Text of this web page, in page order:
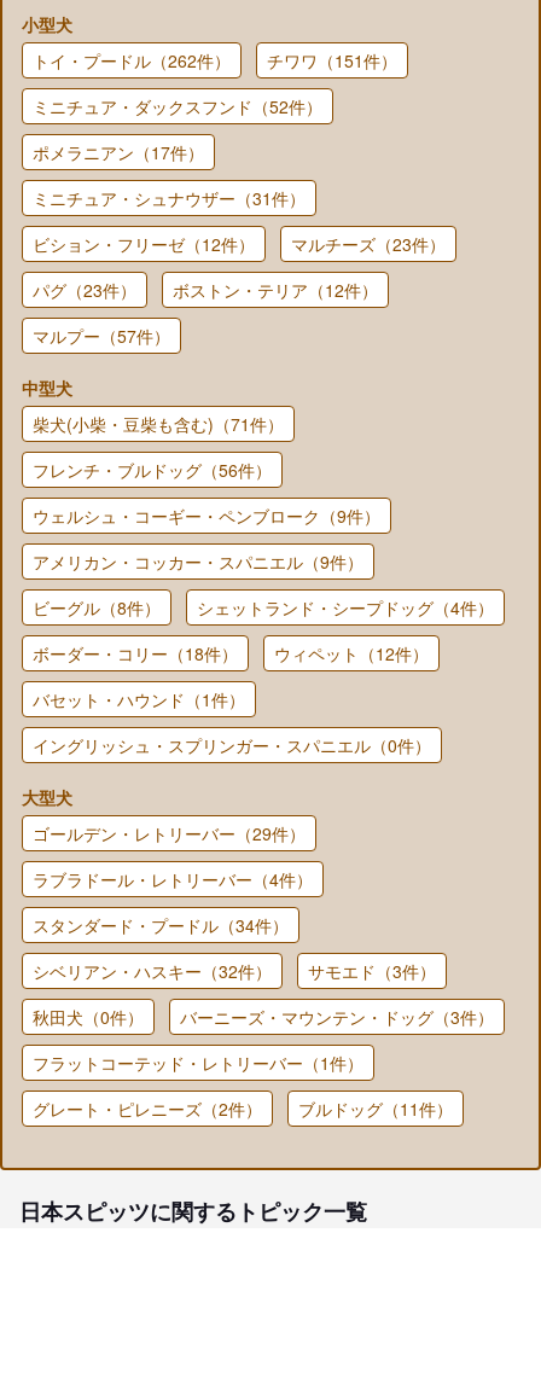
小型犬
トイ・プードル（262件）
チワワ（151件）
ミニチュア・ダックスフンド（52件）
ポメラニアン（17件）
ミニチュア・シュナウザー（31件）
ビション・フリーゼ（12件）
マルチーズ（23件）
パグ（23件）
ボストン・テリア（12件）
マルプー（57件）
中型犬
柴犬(小柴・豆柴も含む)（71件）
フレンチ・ブルドッグ（56件）
ウェルシュ・コーギー・ペンブローク（9件）
アメリカン・コッカー・スパニエル（9件）
ビーグル（8件）
シェットランド・シープドッグ（4件）
ボーダー・コリー（18件）
ウィペット（12件）
バセット・ハウンド（1件）
イングリッシュ・スプリンガー・スパニエル（0件）
大型犬
ゴールデン・レトリーバー（29件）
ラブラドール・レトリーバー（4件）
スタンダード・プードル（34件）
シベリアン・ハスキー（32件）
サモエド（3件）
秋田犬（0件）
バーニーズ・マウンテン・ドッグ（3件）
フラットコーテッド・レトリーバー（1件）
グレート・ピレニーズ（2件）
ブルドッグ（11件）
日本スピッツに関するトピック一覧